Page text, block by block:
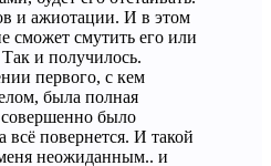
и ажиотации. И в этом
сможет смутить его или
и получилось.
первого, с кем
была полная
совершенно было
всё повернется. И такой
неожиданным.. и